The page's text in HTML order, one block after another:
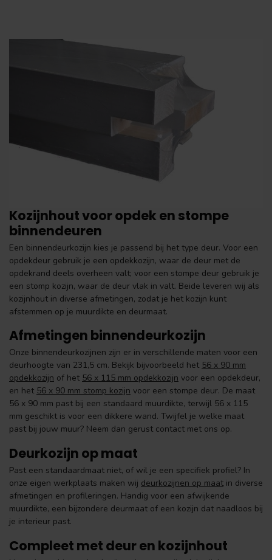
Kozijnhout voor opdek en stompe
binnendeuren
Een binnendeurkozijn kies je passend bij het type deur. Voor een
opdekdeur gebruik je een opdekkozijn, waar de deur met de
opdekrand deels overheen valt; voor een stompe deur gebruik je
een stomp kozijn, waar de deur vlak in valt. Beide leveren wij als
kozijnhout in diverse afmetingen, zodat je het kozijn kunt
afstemmen op je muurdikte en deurmaat.
Afmetingen binnendeurkozijn
Onze binnendeurkozijnen zijn er in verschillende maten voor een
deurhoogte van 231,5 cm. Bekijk bijvoorbeeld het 56 x 90 mm
opdekkozijn of het 56 x 115 mm opdekkozijn voor een opdekdeur,
en het 56 x 90 mm stomp kozijn voor een stompe deur. De maat
56 x 90 mm past bij een standaard muurdikte, terwijl 56 x 115
mm geschikt is voor een dikkere wand. Twijfel je welke maat
past bij jouw muur? Neem dan gerust contact met ons op.
Deurkozijn op maat
Past een standaardmaat niet, of wil je een specifiek profiel? In
onze eigen werkplaats maken wij deurkozijnen op maat in diverse
afmetingen en profileringen. Handig voor een afwijkende
muurdikte, een bijzondere deurmaat of een kozijn dat naadloos bij
je interieur past.
Compleet met deur en kozijnhout